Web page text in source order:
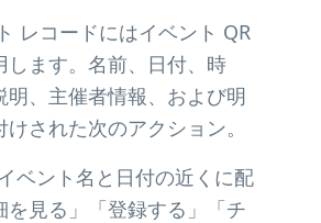
レコードにはイベント QR
します。名前、日付、時
明、主催者情報、および明
された次のアクション。
ベント名と日付の近くに配
を見る」「登録する」「チ